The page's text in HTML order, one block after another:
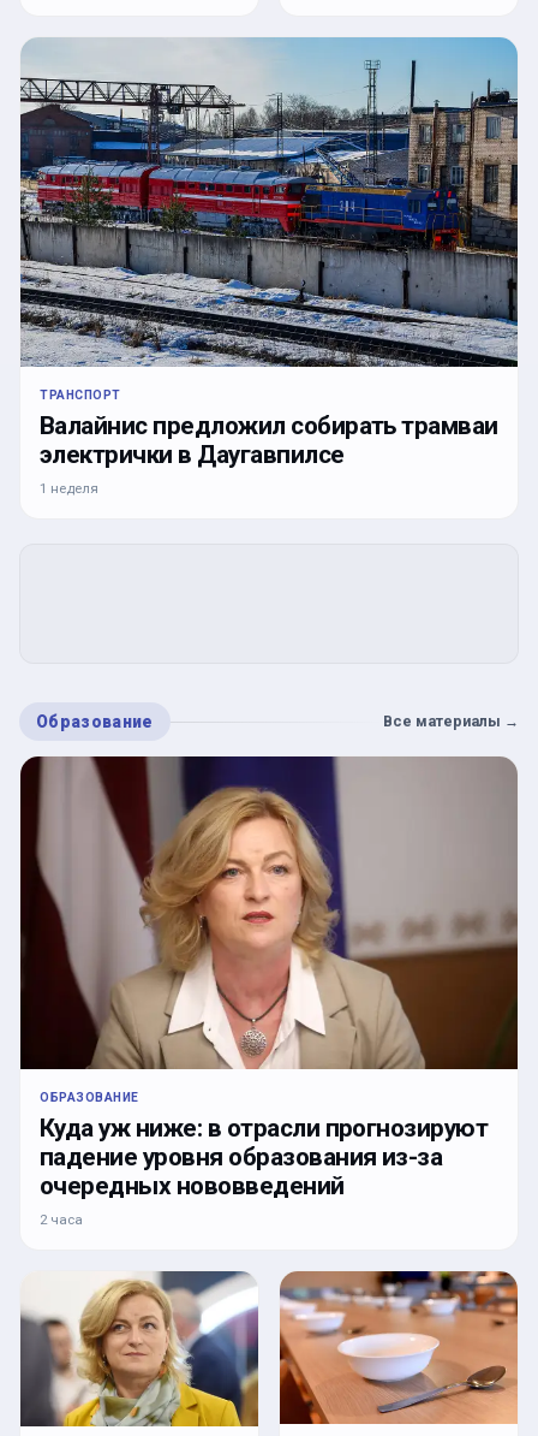
ТРАНСПОРТ
Валайнис предложил собирать трамваи
электрички в Даугавпилсе
1 неделя
Образование Все материалы →
ОБРАЗОВАНИЕ
Куда уж ниже: в отрасли прогнозируют
падение уровня образования из-за
очередных нововведений
2 часа